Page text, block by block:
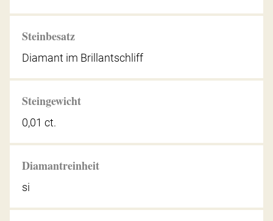
Steinbesatz
Diamant im Brillantschliff
Steingewicht
0,01 ct.
Diamantreinheit
si